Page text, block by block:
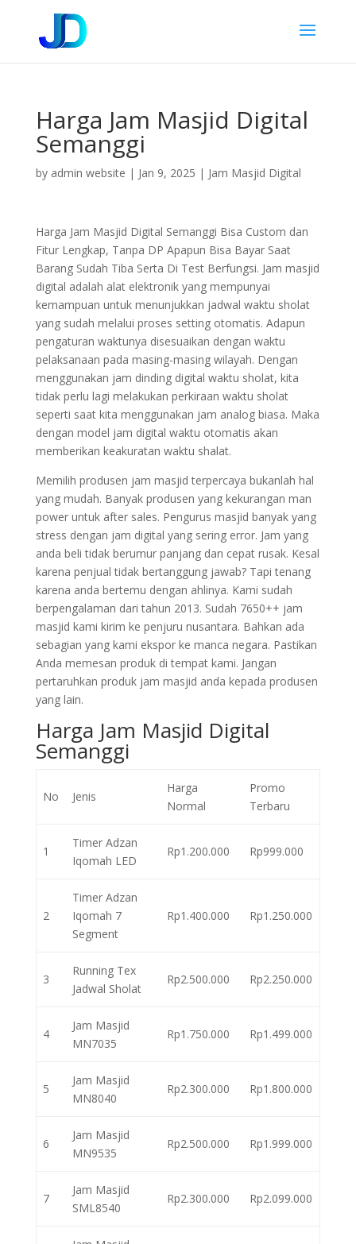
Harga Jam Masjid Digital
Semanggi
by admin website | Jan 9, 2025 | Jam Masjid Digital
Harga Jam Masjid Digital Semanggi Bisa Custom dan
Fitur Lengkap, Tanpa DP Apapun Bisa Bayar Saat
Barang Sudah Tiba Serta Di Test Berfungsi. Jam masjid
digital adalah alat elektronik yang mempunyai
kemampuan untuk menunjukkan jadwal waktu sholat
yang sudah melalui proses setting otomatis. Adapun
pengaturan waktunya disesuaikan dengan waktu
pelaksanaan pada masing-masing wilayah. Dengan
menggunakan jam dinding digital waktu sholat, kita
tidak perlu lagi melakukan perkiraan waktu sholat
seperti saat kita menggunakan jam analog biasa. Maka
dengan model jam digital waktu otomatis akan
memberikan keakuratan waktu shalat.
Memilih produsen jam masjid terpercaya bukanlah hal
yang mudah. Banyak produsen yang kekurangan man
power untuk after sales. Pengurus masjid banyak yang
stress dengan jam digital yang sering error. Jam yang
anda beli tidak berumur panjang dan cepat rusak. Kesal
karena penjual tidak bertanggung jawab? Tapi tenang
karena anda bertemu dengan ahlinya. Kami sudah
berpengalaman dari tahun 2013. Sudah 7650++ jam
masjid kami kirim ke penjuru nusantara. Bahkan ada
sebagian yang kami ekspor ke manca negara. Pastikan
Anda memesan produk di tempat kami. Jangan
pertaruhkan produk jam masjid anda kepada produsen
yang lain.
Harga Jam Masjid Digital
Semanggi
No Jenis
Harga
Normal
Promo
Terbaru
1
Timer Adzan
Iqomah LED
Rp1.200.000 Rp999.000
2
Timer Adzan
Iqomah 7
Segment
Rp1.400.000 Rp1.250.000
3
Running Tex
Jadwal Sholat
Rp2.500.000 Rp2.250.000
4
Jam Masjid
MN7035
Rp1.750.000 Rp1.499.000
5
Jam Masjid
MN8040
Rp2.300.000 Rp1.800.000
6
Jam Masjid
MN9535
Rp2.500.000 Rp1.999.000
7
Jam Masjid
SML8540
Rp2.300.000 Rp2.099.000